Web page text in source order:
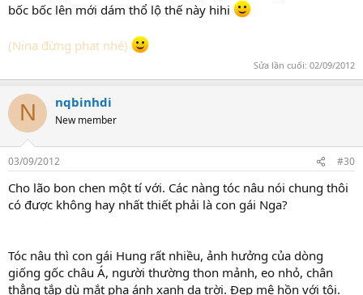
bốc bốc lên mới dám thổ lộ thế này hihi
(Nina đừng phạt nhé)
Sửa lần cuối: 02/09/2012
N nqbinhdi
New member
03/09/2012 #30
Cho lão bon chen một tí với. Các nàng tóc nâu nói chung thôi
có được không hay nhất thiết phải là con gái Nga?
Tóc nâu thì con gái Hung rất nhiều, ảnh hưởng của dòng
giống gốc châu Á, người thường thon mảnh, eo nhỏ, chân
thẳng tắp dù mắt pha ánh xanh da trời. Đẹp mê hồn với tôi.